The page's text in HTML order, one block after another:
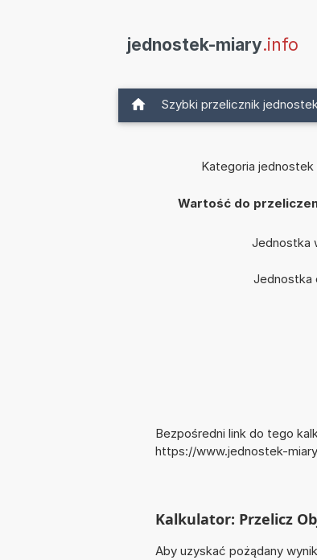
jednostek-miary.info
Szybki przelicznik
Kategoria jednostek
Wartość do
Jednostka
Jednostka
Bezpośredni link do tego
https://www.jednostek-
Kalkulator: Przelicz
Aby uzyskać pożądany